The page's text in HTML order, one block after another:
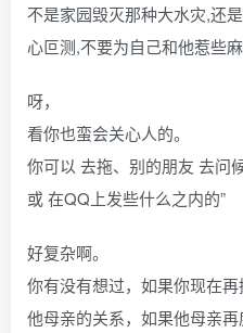
不是家园毁灭那种大水灾,还
心叵测,不要为自己和他惹些
呀，
看你也蛮会关心人的。
你可以 去拖、别的朋友 去问候
或 在QQ上发些什么之内的”
好复杂啊。
你有没有想过，如果你现在
他母亲的关系，如果他母亲再